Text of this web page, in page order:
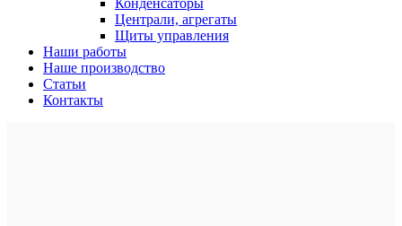
Централи, агрегаты
Щиты управления
Наши работы
Наше производство
Статьи
Контакты